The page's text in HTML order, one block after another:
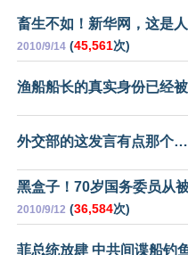
畜生不如！新华网，这是
2010/9/14 (45,561次)
渔船船长的真实身份已经
外交部的这发言有点那个…
黑盒子！70岁国务委员从
2010/9/12 (36,584次)
菲总统放肆 中共间谍船钓